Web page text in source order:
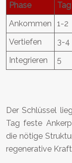
Phase Tag
Ankommen
1-2
Vertiefen
3-4
Integrieren
5
Der Schlüssel
Tag feste
die nötige
regenerative